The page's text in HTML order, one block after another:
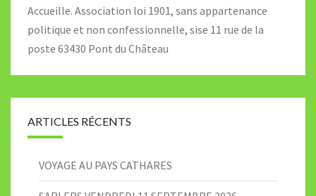
Accueille. Association loi 1901, sans appartenance
politique et non confessionnelle, sise 11 rue de la
poste 63430 Pont du Château
ARTICLES RÉCENTS
VOYAGE AU PAYS CATHARES